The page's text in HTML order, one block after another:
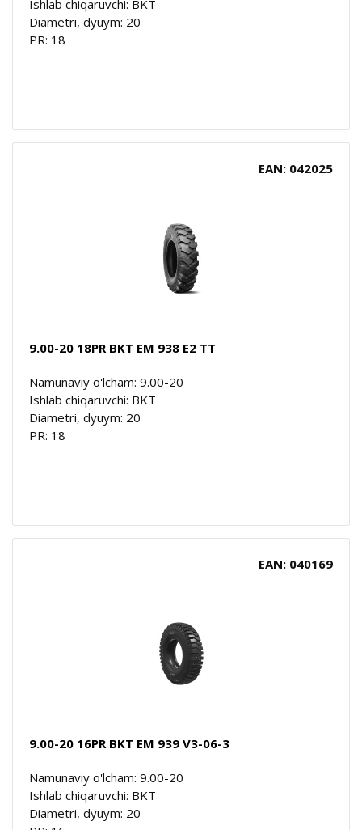
Ishlab chiqaruvchi: BKT
Diametri, dyuym: 20
PR: 18
EAN: 042025
9.00-20 18PR BKT EM 938 E2 TT
Namunaviy o'lcham: 9.00-20
Ishlab chiqaruvchi: BKT
Diametri, dyuym: 20
PR: 18
EAN: 040169
9.00-20 16PR BKT EM 939 V3-06-3
Namunaviy o'lcham: 9.00-20
Ishlab chiqaruvchi: BKT
Diametri, dyuym: 20